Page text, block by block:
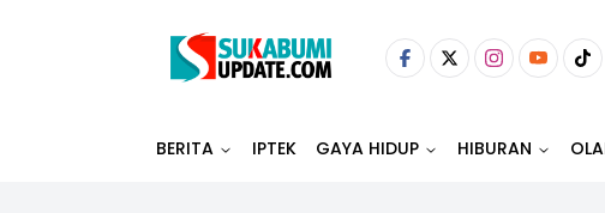
BERITA IPTEK GAYA HIDUP HIBURAN